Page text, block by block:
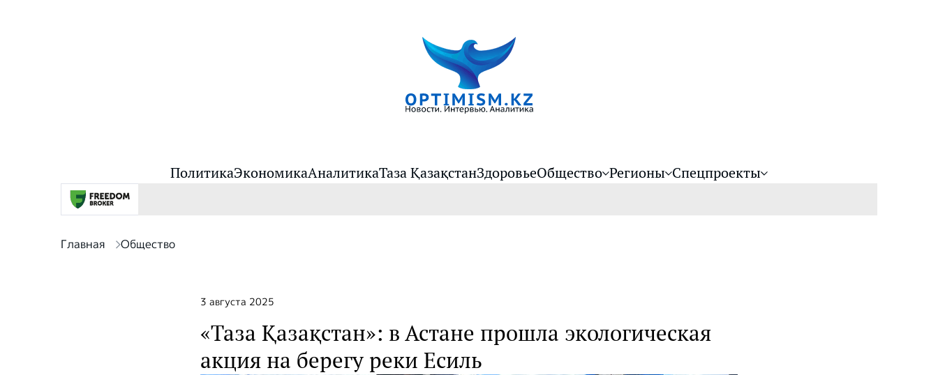
ПолитикаЭкономикаАналитикаТаза ҚазақстанЗдоровьеОбщество Регионы Спецпроекты
Главная Общество
3 августа 2025
«Таза Қазақстан»: в Астане прошла экологическая
акция на берегу реки Есиль